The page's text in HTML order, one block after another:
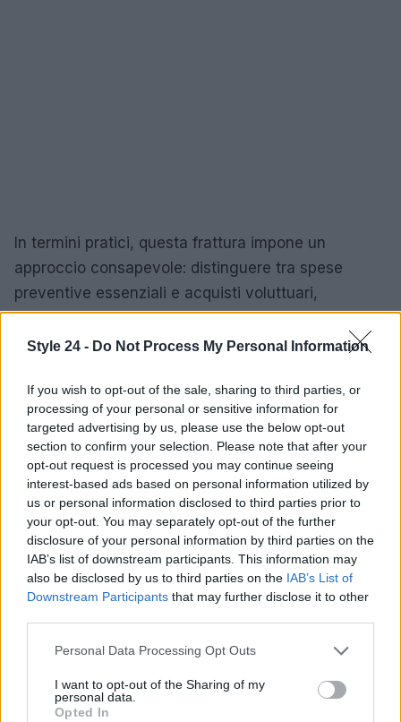
Style 24 - Do Not Process My Personal Information
If you wish to opt-out of the sale, sharing to third parties, or
processing of your personal or sensitive information for
targeted advertising by us, please use the below opt-out
section to confirm your selection. Please note that after your
opt-out request is processed you may continue seeing
interest-based ads based on personal information utilized by
us or personal information disclosed to third parties prior to
your opt-out. You may separately opt-out of the further
disclosure of your personal information by third parties on the
IAB’s list of downstream participants. This information may
also be disclosed by us to third parties on the IAB’s List of
Downstream Participants that may further disclose it to other
Please note that this website/app uses one or more Google
not limited to your visit or usage behaviour. You may click to
grant or deny consent to Google and its third-party tags to
Personal Data Processing Opt Outs
I want to opt-out of the Sharing of my
personal data.
Opted In
In termini pratici, questa frattura impone un
approccio consapevole: distinguere tra spese
preventive essenziali e acquisti voluttuari,
informarsi sulle alternative del servizio sanitario
pubblico e valutare il reale valore dei prodotti
fatica da socialrende più importante che i
messaggi sulla salute siano chiari e affidabili,
perché il pubblico è meno disponibile a tollerare
contenuti ripetitivi o superficiali.
Il quadro che emerge è quindi a doppia velocità: da
una parte un mercato premium che continua a
espandersi, dall’altra una quota crescente di
cittadini che, per motivi organizzativi ed economici,
proprie scelte di spesa e di orientarsi tra ciò che è
realmente necessario e ciò che è consumo.